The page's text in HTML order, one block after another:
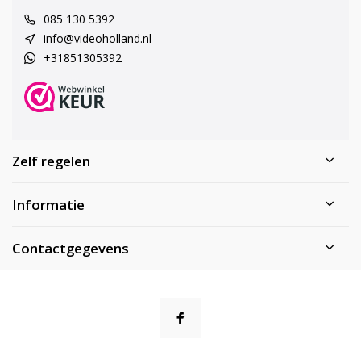
085 130 5392
info@videoholland.nl
+31851305392
Zelf regelen
Informatie
Contactgegevens